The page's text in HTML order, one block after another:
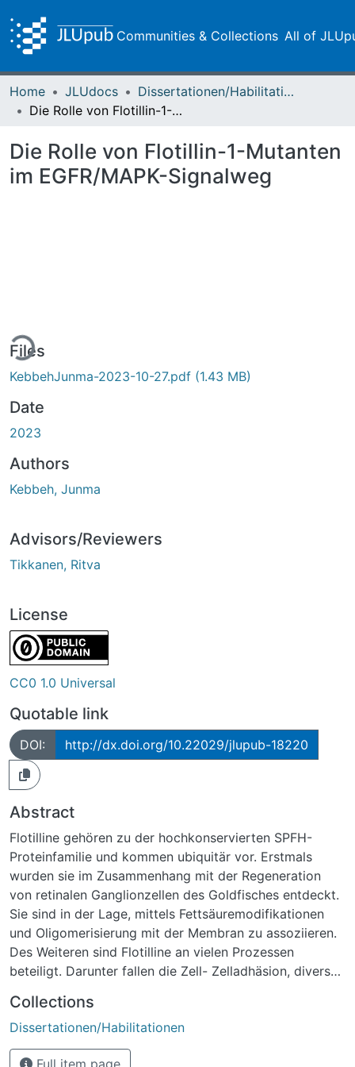
Communities & Collections All of
Home JLUdocs
Dissertationen/Habilitationen
Die Rolle von Flotillin-1-Mutanten im EGFR/MAPK-Signalweg
Die Rolle von Flotillin-1-Mutanten
im EGFR/MAPK-Signalweg
Files
KebbehJunma-2023-10-27.pdf (1.43 MB)
Date
2023
Authors
Kebbeh, Junma
Advisors/Reviewers
Tikkanen, Ritva
License
CC0 1.0 Universal
Quotable link
DOI: http://dx.doi.org/10.22029/jlupub-18220
Abstract
Flotilline gehören zu der hochkonservierten SPFH-
Proteinfamilie und kommen ubiquitär vor. Erstmals
wurden sie im Zusammenhang mit der Regeneration
von retinalen Ganglionzellen des Goldfisches entdeckt.
Sie sind in der Lage, mittels Fettsäuremodifikationen
und Oligomerisierung mit der Membran zu assoziieren.
Des Weiteren sind Flotilline an vielen Prozessen
beteiligt. Darunter fallen die Zell- Zelladhäsion, diverse
Signaltransduktionskaskaden.
Der EGF-induzierte Signalkaskade ist einer davon. Sie
ist an der Regulation der Zellproliferation, der
Collections
Dissertationen/Habilitationen
Full item page